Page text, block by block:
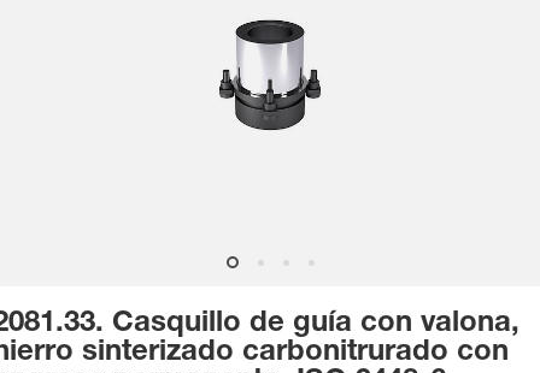
Casquillo de guía con valona,
sinterizado carbonitrurado con